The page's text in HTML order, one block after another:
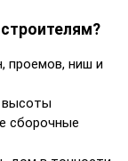
проемов, ниш и
высоты
сборочные